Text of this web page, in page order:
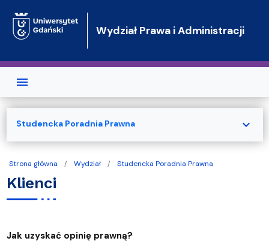
Wydział Prawa i Administracji
Strona główna Wydział Studencka Poradnia Prawna
Klienci
Jak uzyskać opinię prawną?
Studencka Poradnia Prawna expand_more